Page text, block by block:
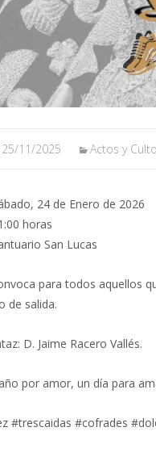
25/11/2025 Actos y
24 de Enero de 2026
horas
San Lucas
para todos aquellos
de salida.
D. Jaime Racero Vallés.
por amor, un día para
#trescaidas #cofrades